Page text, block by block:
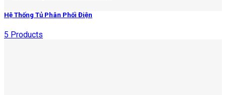
Hệ Thống Tủ Phân Phối Điện
5 Products